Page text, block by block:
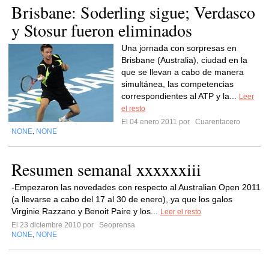
Brisbane: Soderling sigue; Verdasco
y Stosur fueron eliminados
Una jornada con sorpresas en
Brisbane (Australia), ciudad en la
que se llevan a cabo de manera
simultánea, las competencias
correspondientes al ATP y la...
Leer
el resto
El 04 enero 2011 por
Cuarentacero
NONE NONE
Resumen semanal xxxxxxiii
-Empezaron las novedades con respecto al Australian Open 2011
(a llevarse a cabo del 17 al 30 de enero), ya que los galos
Virginie Razzano y Benoit Paire y los...
Leer el resto
El 23 diciembre 2010 por
Seoprensa
NONE NONE